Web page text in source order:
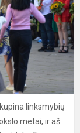
linksmybių
metai, ir aš